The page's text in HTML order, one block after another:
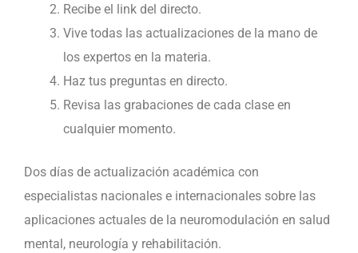
Recibe el link del directo.
Vive todas las actualizaciones de la mano de
los expertos en la materia.
Haz tus preguntas en directo.
Revisa las grabaciones de cada clase en
cualquier momento.
Dos días de actualización académica con
especialistas nacionales e internacionales sobre las
aplicaciones actuales de la neuromodulación en salud
mental, neurología y rehabilitación.